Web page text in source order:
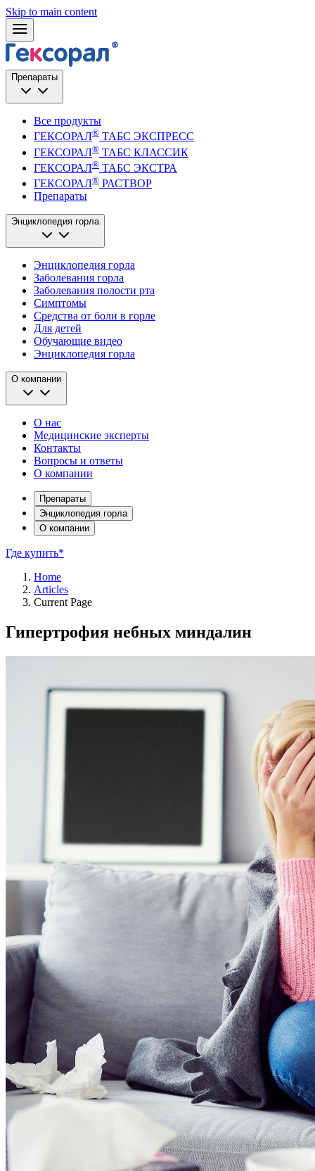
Skip to main content
Препараты
Все продукты
ГЕКСОРАЛ® ТАБС ЭКСПРЕСС
ГЕКСОРАЛ® ТАБС КЛАССИК
ГЕКСОРАЛ® ТАБС ЭКСТРА
ГЕКСОРАЛ® РАСТВОР
Препараты
Энциклопедия горла
Энциклопедия горла
Заболевания горла
Заболевания полости рта
Симптомы
Средства от боли в горле
Для детей
Обучающие видео
Энциклопедия горла
О компании
О нас
Медицинские эксперты
Контакты
Вопросы и ответы
О компании
Препараты
Энциклопедия горла
О компании
Где купить*
Home
Articles
Current Page
Гипертрофия небных миндалин